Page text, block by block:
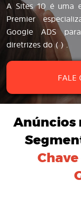
A Sites 10 é uma
Premier
Google ADS para
diretrizes do ( ) .
FALE
Anúncios
Chave